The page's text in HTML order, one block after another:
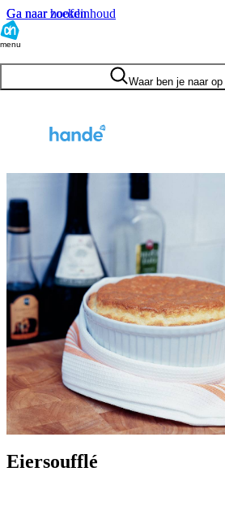
Ga naar hoofdinhoud
Ga naar zoeken
menu
Waar ben je naar
Eiersoufflé